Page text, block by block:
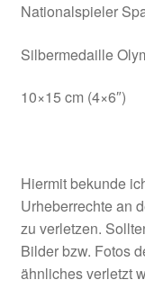
Nationalspieler
Silbermedaille
10×15 cm (4×6″)
Hiermit bekunde
Urheberrechte an
zu verletzen.
Bilder bzw. Fotos
ähnliches verletzt